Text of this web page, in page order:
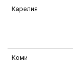
Карелия
Коми